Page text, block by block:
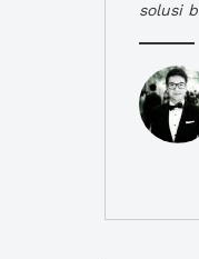
solusi